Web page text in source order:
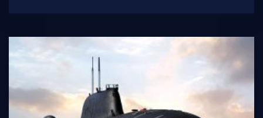
nakon što su presreli